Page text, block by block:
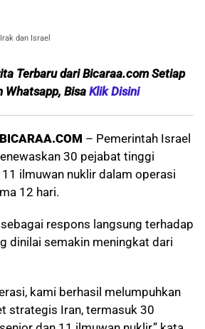
dan Israel
Terbaru dari Bicaraa.com Setiap
Whatsapp, Bisa Klik Disini
– Pemerintah Israel
30 pejabat tinggi
11 ilmuwan nuklir dalam operasi
12 hari.
respons langsung terhadap
dinilai semakin meningkat dari
kami berhasil melumpuhkan
strategis Iran, termasuk 30